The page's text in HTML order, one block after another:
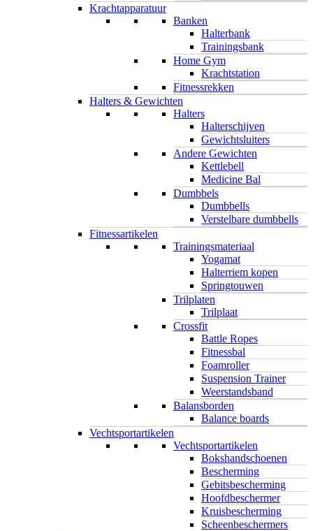
Krachtapparatuur
Banken
Halterbank
Trainingsbank
Home Gym
Krachtstation
Fitnessrekken
Halters & Gewichten
Halters
Halterschijven
Gewichtsluiters
Andere Gewichten
Kettlebell
Medicine Bal
Dumbbels
Dumbbells
Verstelbare dumbbells
Fitnessartikelen
Trainingsmateriaal
Yogamat
Halterriem kopen
Springtouwen
Trilplaten
Trilplaat
Crossfit
Battle Ropes
Fitnessbal
Foamroller
Suspension Trainer
Weerstandsband
Balansborden
Balance boards
Vechtsportartikelen
Vechtsportartikelen
Bokshandschoenen
Bescherming
Gebitsbescherming
Hoofdbeschermer
Kruisbescherming
Scheenbeschermers